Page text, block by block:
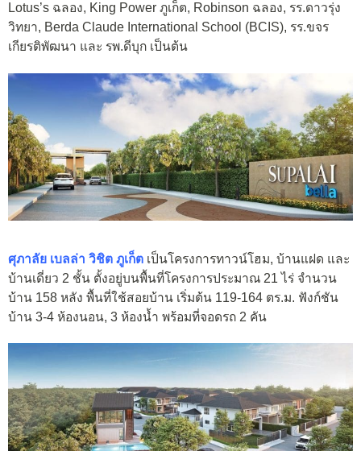
Lotus’s ฉลอง, King Power ภูเก็ต, Robinson ฉลอง, รร.ดาวรุ่ง
วิทยา, Berda Claude International School (BCIS), รร.ขจร
เกียรติพัฒนา และ รพ.ดีบุก เป็นต้น
ศุภาลัย เบลล่า วิชิต ภูเก็ต เป็นโครงการทาวน์โฮม, บ้านแฝด และ
บ้านเดี่ยว 2 ชั้น ตั้งอยู่บนพื้นที่โครงการประมาณ 21 ไร่ จำนวน
บ้าน 158 หลัง พื้นที่ใช้สอยบ้าน เริ่มต้น 119-164 ตร.ม. ฟังก์ชัน
บ้าน 3-4 ห้องนอน, 3 ห้องน้ำ พร้อมที่จอดรถ 2 คัน